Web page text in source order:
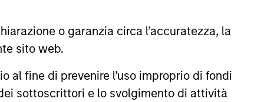
o garanzia circa l’accuratezza, la
sito web.
al fine di prevenire l’uso improprio di fondi
sottoscrittori e lo svolgimento di attività
Paese del SEE in cui esso è registrato per la vendita,
le commissioni e gli oneri relativi all’emissione e al
Limited (“MSIM Ltd”).